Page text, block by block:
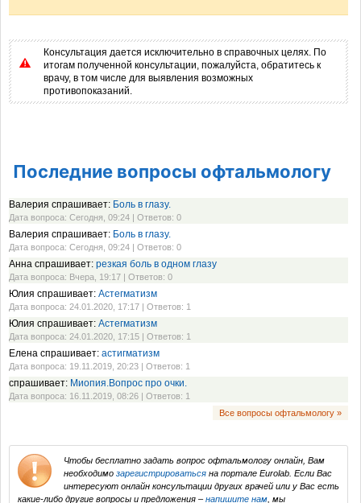
Консультация дается исключительно в справочных целях. По
итогам полученной консультации, пожалуйста, обратитесь к
врачу, в том числе для выявления возможных
противопоказаний.
Последние вопросы офтальмологу
Валерия спрашивает: Боль в глазу.
Дата вопроса: Сегодня, 09:24 | Ответов: 0
Валерия спрашивает: Боль в глазу.
Дата вопроса: Сегодня, 09:24 | Ответов: 0
Анна спрашивает: резкая боль в одном глазу
Дата вопроса: Вчера, 19:17 | Ответов: 0
Юлия спрашивает: Астегматизм
Дата вопроса: 24.01.2020, 17:17 | Ответов: 1
Юлия спрашивает: Астегматизм
Дата вопроса: 24.01.2020, 17:15 | Ответов: 1
Елена спрашивает: астигматизм
Дата вопроса: 19.11.2019, 20:23 | Ответов: 1
спрашивает: Миопия.Вопрос про очки.
Дата вопроса: 16.11.2019, 08:26 | Ответов: 1
Все вопросы офтальмологу »
Чтобы бесплатно задать вопрос офтальмологу онлайн, Вам
необходимо зарегистрироваться на портале Eurolab. Если Вас
интересуют онлайн консультации других врачей или у Вас есть
какие-либо другие вопросы и предложения – напишите нам , мы